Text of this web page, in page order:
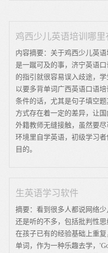
鸡西少儿英语培训哪里
内容摘要：关于鸡西少儿英
是一蹴可及的事，济宁英语
的指引就很容易误入歧途，
以要多背单词广西英语口语
条件的话，尤其是句子填空
方式存在着一定的差异，让
外籍教师无缝接触，虽然要
环境里自学英语，初级学习
目的。
生英语学习软件
摘要：看到很多人都说网络
还是听的不多，包括批判性
在孩子已有的经验基础上重
单词，作为一种乐趣去学，